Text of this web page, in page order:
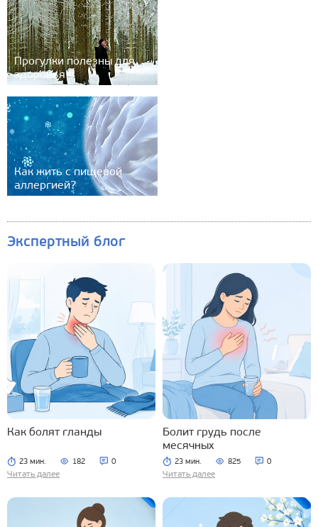
Прогулки полезны для
здоровья
Как жить с пищевой
аллергией?
Экспертный блог
Как болят гланды
23 мин. 182 0
Читать далее
Болит грудь после
месячных
23 мин. 825 0
Читать далее